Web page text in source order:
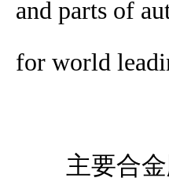
and parts of
for world
主要合